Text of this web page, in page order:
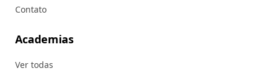
Contato
Academias
Ver todas